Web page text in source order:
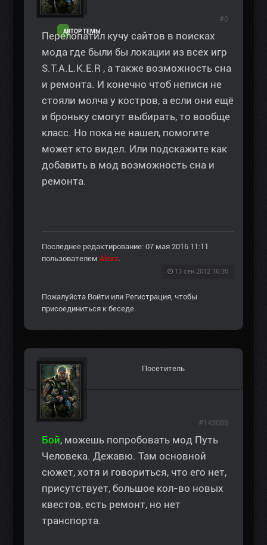
АВТОР ТЕМЫ
Перелопатил кучу сайтов в поисках
мода где были бы локации из всех игр
S.T.A.L.K.E.R , а также возможность сна
и ремонта. И конечно чтоб неписи не
стояли молча у костров, а если они ещё
и броньку смогут выбирать, то вообще
класс. Но пока не нашел, помогите
может кто видел. Или подскажите как
добавить в мод возможность сна и
ремонта.
Последнее редактирование: 07 мая 2016 11:11
пользователем Alexs
13 сен 2012 16:35
#0
Пожалуйста Войти или Регистрация , чтобы
присоединиться к беседе.
Посетитель
Бой, можешь попробовать мод Путь
Человека. Дежавю. Там основной
сюжет, хотя и говориться, что его нет,
присутствует, большое кол-во новых
квестов, есть ремонт, но нет
транспорта.
#143088